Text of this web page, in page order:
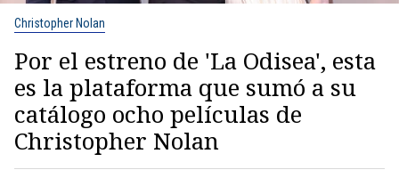
Christopher Nolan
Por el estreno de 'La Odisea', esta
es la plataforma que sumó a su
catálogo ocho películas de
Christopher Nolan